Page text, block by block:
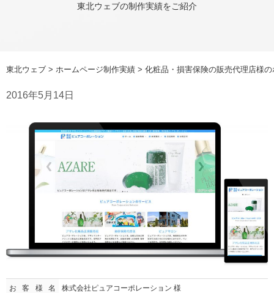
東北ウェブの制作実績をご紹介
東北ウェブ > ホームページ制作実績 > 化粧品・損害保険の販売代理店様
2016年5月14日
お客様名 株式会社ピュアコーポレーション 様